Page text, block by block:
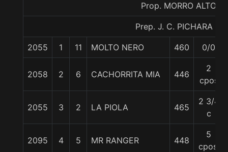
Prop. MORRO ALTO
Prep. J. C. PICHARA J.
2055 1 11 MOLTO NERO 460 0/0
2058 2 6 CACHORRITA MIA 446
2
cpos
2055 3 2 LA PIOLA 465
2 3/4
c
2095 4 5 MR RANGER 448
5
cpos.